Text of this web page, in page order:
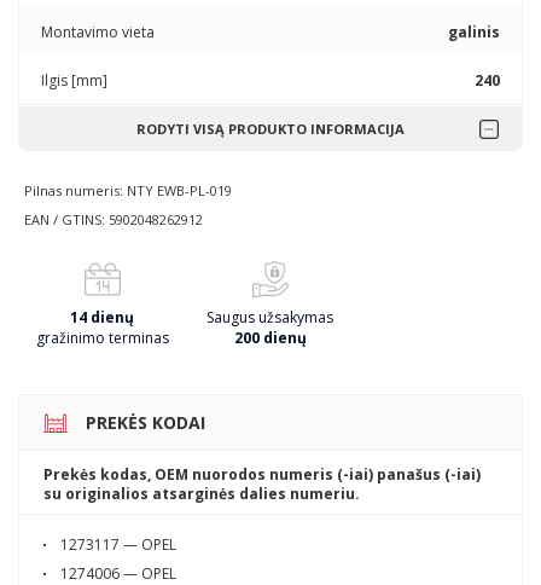
Montavimo vieta galinis
Ilgis [mm] 240
RODYTI VISĄ PRODUKTO INFORMACIJA
Pilnas numeris: NTY EWB-PL-019
EAN / GTINS: 5902048262912
14 dienų
gražinimo terminas
Saugus užsakymas
200 dienų
PREKĖS KODAI
Prekės kodas, OEM nuorodos numeris (-iai) panašus (-iai)
su originalios atsarginės dalies numeriu.
1273117 — OPEL
1274006 — OPEL